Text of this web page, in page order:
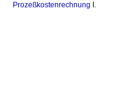
Prozeßkostenrechnung I.